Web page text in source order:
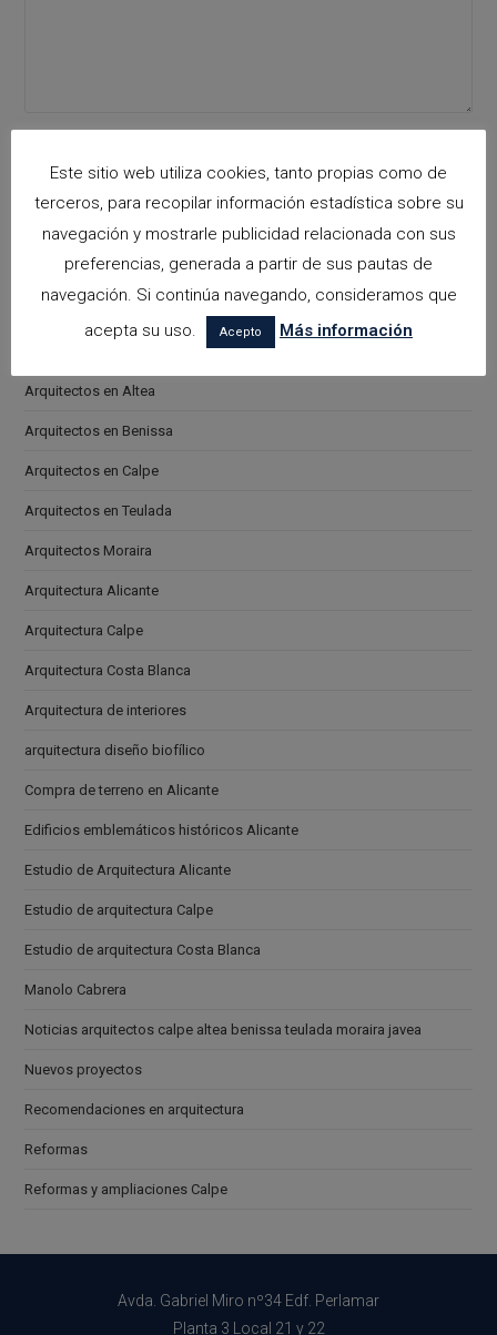
Please leave this field empty.
Categorías
Arquitectos en Altea
Arquitectos en Benissa
Arquitectos en Calpe
Arquitectos en Teulada
Arquitectos Moraira
Arquitectura Alicante
Arquitectura Calpe
Arquitectura Costa Blanca
Arquitectura de interiores
arquitectura diseño biofílico
Compra de terreno en Alicante
Edificios emblemáticos históricos Alicante
Estudio de Arquitectura Alicante
Estudio de arquitectura Calpe
Estudio de arquitectura Costa Blanca
Manolo Cabrera
Noticias arquitectos calpe altea benissa teulada moraira javea
Nuevos proyectos
Recomendaciones en arquitectura
Reformas
Reformas y ampliaciones Calpe
Avda. Gabriel Miro nº34 Edf. Perlamar
Planta 3 Local 21 y 22
Este sitio web utiliza cookies, tanto propias como de
terceros, para recopilar información estadística sobre su
navegación y mostrarle publicidad relacionada con sus
preferencias, generada a partir de sus pautas de
navegación. Si continúa navegando, consideramos que
acepta su uso.
Acepto Más información